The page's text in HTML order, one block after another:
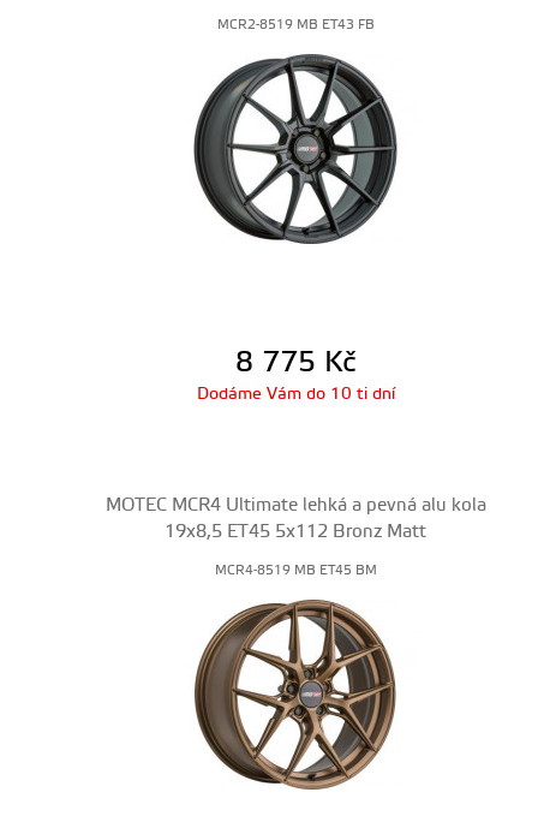
MCR2-8519 MB ET43 FB
8 775 Kč
Dodáme Vám do 10 ti dní
MOTEC MCR4 Ultimate lehká a pevná alu kola
19x8,5 ET45 5x112 Bronz Matt
MCR4-8519 MB ET45 BM